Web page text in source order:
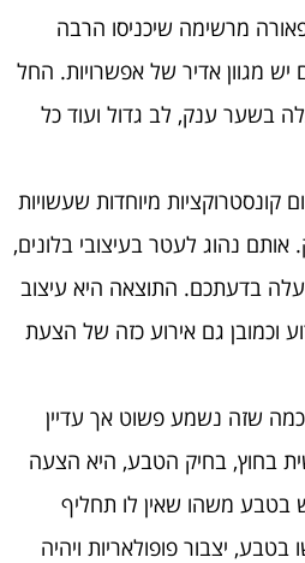
מרשימה שיכניסו הרבה
מגוון אדיר של אפשרויות. החל
בשער ענק, לב גדול ועוד כל
קונסטרוקציות מיוחדות שעשויות
נהוג לעטר בעיצובי בלונים,
בדעתכם. התוצאה היא עיצוב
וכמובן גם אירוע כזה של הצעת
כמה שזה נשמע פשוט אך עדיין
בחוץ, בחיק הטבע, היא הצעה
בטבע משהו שאין לו תחליף
יצבור פופולאריות ויהיה